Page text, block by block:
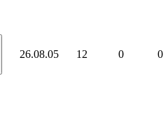
26.08.05 12 0 0